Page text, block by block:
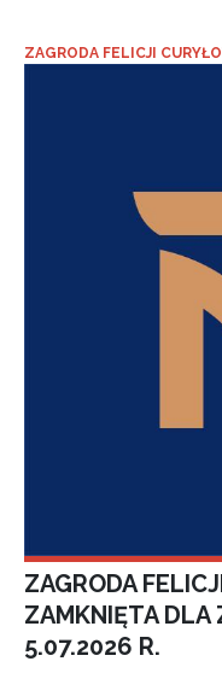
ZAGRODA FELICJI
ZAGRODA
ZAMKNIĘTA DLA
5.07.2026 R.